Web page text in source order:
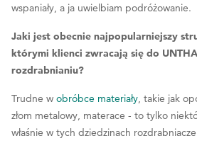
wspaniały, a ja uwielbiam podróżowanie.
Jaki jest obecnie najpopularniejszy
którymi klienci zwracają się do
rozdrabnianiu?
Trudne w obróbce materiały , takie jak
złom metalowy, materace - to tylko
właśnie w tych dziedzinach